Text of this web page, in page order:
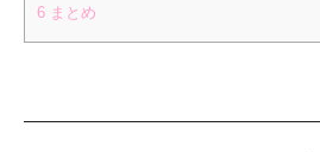
6 まとめ